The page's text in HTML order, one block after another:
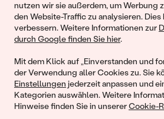
nutzen wir sie außerdem, um Werbung
den Website-Traffic zu analysieren.
verbessern. Weitere Informationen zur
durch Google finden Sie hier.
Mit dem Klick auf „Einverstanden und
der Verwendung aller Cookies zu. Sie
Einstellungen jederzeit anpassen und
Kategorien auswählen. Weitere
Hinweise finden Sie in unsererCookie-
© 2011 - 2026, Eppi.de